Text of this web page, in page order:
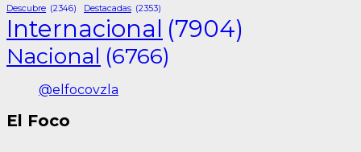
Descubre (2346) Destacadas (2353)
Internacional (7904)
Nacional (6766)
@elfocovzla
El Foco